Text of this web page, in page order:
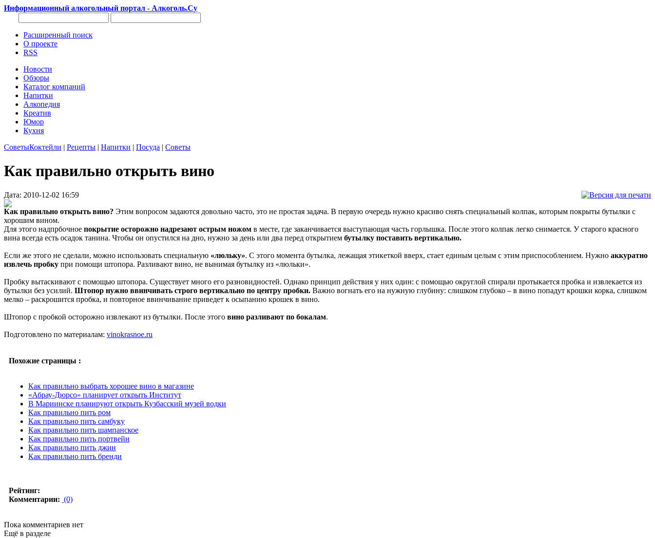
Информационный алкогольный портал - Алкоголь.Су
Расширенный поиск
О проекте
RSS
Новости
Обзоры
Каталог компаний
Напитки
Алкопедия
Креатив
Юмор
Кухня
СоветыКоктейли | Рецепты | Напитки | Посуда | Советы
Как правильно открыть вино
Дата: 2010-12-02 16:59
Как правильно открыть вино? Этим вопросом задаются довольно часто, это не простая задача. В первую очередь нужно красиво снять специальный колпак, которым покрыты бутылки с
хорошим вином.
Для этого надпрбочное покрытие осторожно надрезают острым ножом в месте, где заканчивается выступающая часть горлышка. После этого колпак легко снимается. У старого красного
вина всегда есть осадок танина. Чтобы он опустился на дно, нужно за день или два перед открытием бутылку поставить вертикально.
Если же этого не сделали, можно использовать специальную «люльку». С этого момента бутылка, лежащая этикеткой вверх, стает единым целым с этим приспособлением. Нужно аккуратно
извлечь пробку при помощи штопора. Разливают вино, не вынимая бутылку из «люльки».
Пробку вытаскивают с помощью штопора. Существует много его разновидностей. Однако принцип действия у них один: с помощью округлой спирали протыкается пробка и извлекается из
бутылки без усилий. Штопор нужно ввинчивать строго вертикально по центру пробки. Важно вогнать его на нужную глубину: слишком глубоко – в вино попадут крошки корка, слишком
мелко – раскрошится пробка, и повторное ввинчивание приведет к осыпанию крошек в вино.
Штопор с пробкой осторожно извлекают из бутылки. После этого вино разливают по бокалам.
Подготовлено по материалам: vinokrasnoe.ru
Похожие страницы :
Как правильно выбрать хорошее вино в магазине
«Абрау-Дюрсо» планирует открыть Институт
В Мариинске планируют открыть Кузбасский музей водки
Как правильно пить ром
Как правильно пить самбуку
Как правильно пить шампанское
Как правильно пить портвейн
Как правильно пить джин
Как правильно пить бренди
Рейтинг:
Комментарии: (0)
Пока комментариев нет
Ещё в разделе